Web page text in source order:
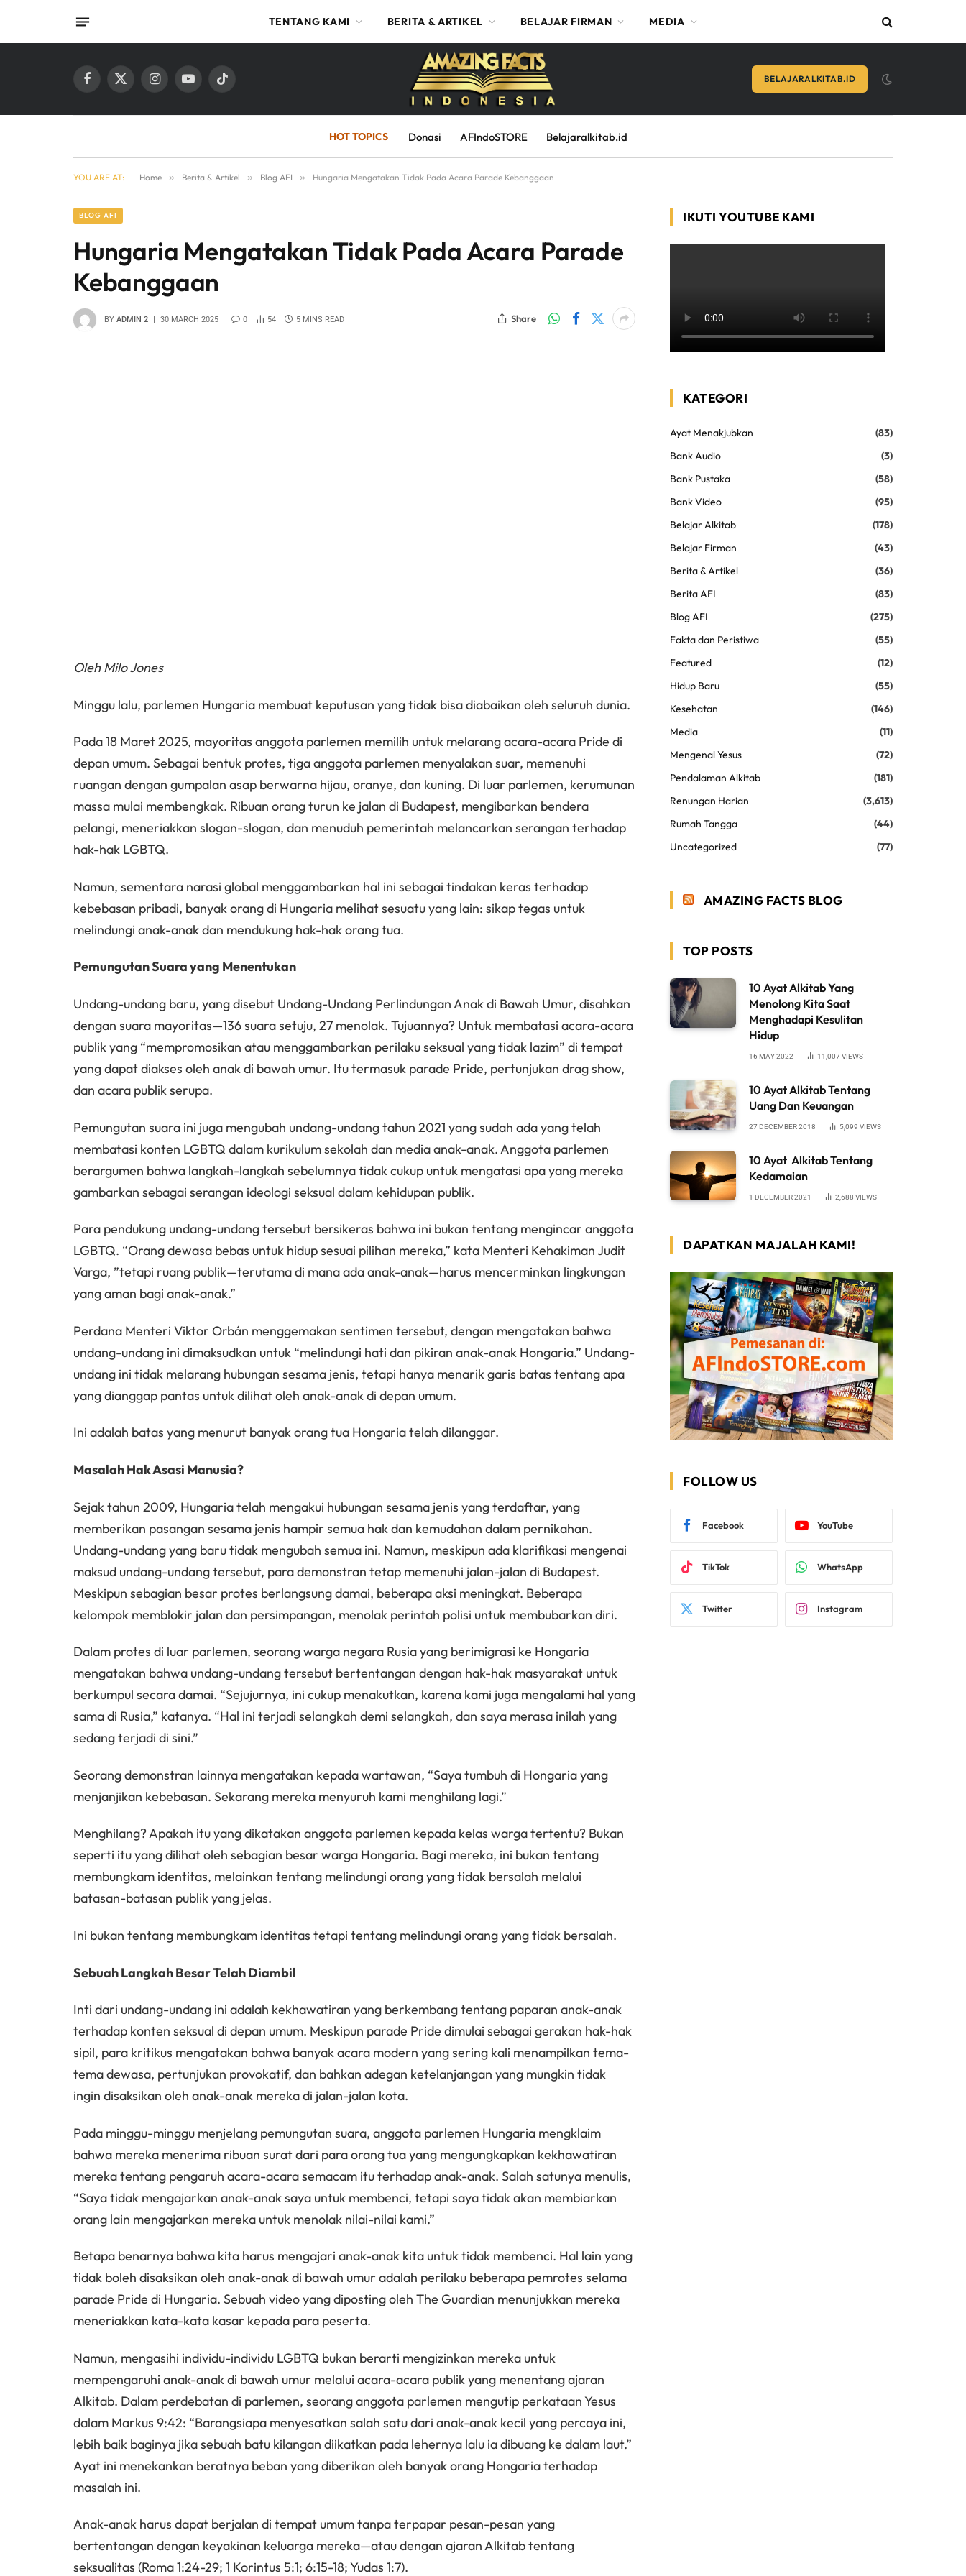
TENTANG KAMI BERITA & ARTIKEL BELAJAR FIRMAN MEDIA
Facebook
X
InstagramYouTubeTikTok BELAJARALKITAB.ID
HOT TOPICS Donasi AFIndoSTORE Belajaralkitab.id
YOU ARE AT: Home » Berita & Artikel » Blog AFI » Hungaria Mengatakan Tidak Pada Acara Parade Kebanggaan
BLOG AFI
Hungaria Mengatakan Tidak Pada Acara Parade
Kebanggaan
BY ADMIN 2 30 MARCH 2025 0 54 5 MINS READ Share
Oleh Milo Jones
Minggu lalu, parlemen Hungaria membuat keputusan yang tidak bisa diabaikan oleh seluruh dunia.
Pada 18 Maret 2025, mayoritas anggota parlemen memilih untuk melarang acara-acara Pride di
depan umum. Sebagai bentuk protes, tiga anggota parlemen menyalakan suar, memenuhi
ruangan dengan gumpalan asap berwarna hijau, oranye, dan kuning. Di luar parlemen, kerumunan
massa mulai membengkak. Ribuan orang turun ke jalan di Budapest, mengibarkan bendera
pelangi, meneriakkan slogan-slogan, dan menuduh pemerintah melancarkan serangan terhadap
hak-hak LGBTQ.
Namun, sementara narasi global menggambarkan hal ini sebagai tindakan keras terhadap
kebebasan pribadi, banyak orang di Hungaria melihat sesuatu yang lain: sikap tegas untuk
melindungi anak-anak dan mendukung hak-hak orang tua.
Pemungutan Suara yang Menentukan
Undang-undang baru, yang disebut Undang-Undang Perlindungan Anak di Bawah Umur, disahkan
dengan suara mayoritas—136 suara setuju, 27 menolak. Tujuannya? Untuk membatasi acara-acara
publik yang “mempromosikan atau menggambarkan perilaku seksual yang tidak lazim” di tempat
yang dapat diakses oleh anak di bawah umur. Itu termasuk parade Pride, pertunjukan drag show,
dan acara publik serupa.
Pemungutan suara ini juga mengubah undang-undang tahun 2021 yang sudah ada yang telah
membatasi konten LGBTQ dalam kurikulum sekolah dan media anak-anak. Anggota parlemen
berargumen bahwa langkah-langkah sebelumnya tidak cukup untuk mengatasi apa yang mereka
gambarkan sebagai serangan ideologi seksual dalam kehidupan publik.
Para pendukung undang-undang tersebut bersikeras bahwa ini bukan tentang mengincar anggota
LGBTQ. “Orang dewasa bebas untuk hidup sesuai pilihan mereka,” kata Menteri Kehakiman Judit
Varga, ”tetapi ruang publik—terutama di mana ada anak-anak—harus mencerminkan lingkungan
yang aman bagi anak-anak.”
Perdana Menteri Viktor Orbán menggemakan sentimen tersebut, dengan mengatakan bahwa
undang-undang ini dimaksudkan untuk “melindungi hati dan pikiran anak-anak Hongaria.” Undang-
undang ini tidak melarang hubungan sesama jenis, tetapi hanya menarik garis batas tentang apa
yang dianggap pantas untuk dilihat oleh anak-anak di depan umum.
Ini adalah batas yang menurut banyak orang tua Hongaria telah dilanggar.
Masalah Hak Asasi Manusia?
Sejak tahun 2009, Hungaria telah mengakui hubungan sesama jenis yang terdaftar, yang
memberikan pasangan sesama jenis hampir semua hak dan kemudahan dalam pernikahan.
Undang-undang yang baru tidak mengubah semua ini. Namun, meskipun ada klarifikasi mengenai
maksud undang-undang tersebut, para demonstran tetap memenuhi jalan-jalan di Budapest.
Meskipun sebagian besar protes berlangsung damai, beberapa aksi meningkat. Beberapa
kelompok memblokir jalan dan persimpangan, menolak perintah polisi untuk membubarkan diri.
Dalam protes di luar parlemen, seorang warga negara Rusia yang berimigrasi ke Hongaria
mengatakan bahwa undang-undang tersebut bertentangan dengan hak-hak masyarakat untuk
berkumpul secara damai. “Sejujurnya, ini cukup menakutkan, karena kami juga mengalami hal yang
sama di Rusia,” katanya. “Hal ini terjadi selangkah demi selangkah, dan saya merasa inilah yang
sedang terjadi di sini.”
Seorang demonstran lainnya mengatakan kepada wartawan, “Saya tumbuh di Hongaria yang
menjanjikan kebebasan. Sekarang mereka menyuruh kami menghilang lagi.”
Menghilang? Apakah itu yang dikatakan anggota parlemen kepada kelas warga tertentu? Bukan
seperti itu yang dilihat oleh sebagian besar warga Hongaria. Bagi mereka, ini bukan tentang
membungkam identitas, melainkan tentang melindungi orang yang tidak bersalah melalui
batasan-batasan publik yang jelas.
Ini bukan tentang membungkam identitas tetapi tentang melindungi orang yang tidak bersalah.
Sebuah Langkah Besar Telah Diambil
Inti dari undang-undang ini adalah kekhawatiran yang berkembang tentang paparan anak-anak
terhadap konten seksual di depan umum. Meskipun parade Pride dimulai sebagai gerakan hak-hak
sipil, para kritikus mengatakan bahwa banyak acara modern yang sering kali menampilkan tema-
tema dewasa, pertunjukan provokatif, dan bahkan adegan ketelanjangan yang mungkin tidak
ingin disaksikan oleh anak-anak mereka di jalan-jalan kota.
Pada minggu-minggu menjelang pemungutan suara, anggota parlemen Hungaria mengklaim
bahwa mereka menerima ribuan surat dari para orang tua yang mengungkapkan kekhawatiran
mereka tentang pengaruh acara-acara semacam itu terhadap anak-anak. Salah satunya menulis,
“Saya tidak mengajarkan anak-anak saya untuk membenci, tetapi saya tidak akan membiarkan
orang lain mengajarkan mereka untuk menolak nilai-nilai kami.”
Betapa benarnya bahwa kita harus mengajari anak-anak kita untuk tidak membenci. Hal lain yang
tidak boleh disaksikan oleh anak-anak di bawah umur adalah perilaku beberapa pemrotes selama
parade Pride di Hungaria. Sebuah video yang diposting oleh The Guardian menunjukkan mereka
meneriakkan kata-kata kasar kepada para peserta.
Namun, mengasihi individu-individu LGBTQ bukan berarti mengizinkan mereka untuk
mempengaruhi anak-anak di bawah umur melalui acara-acara publik yang menentang ajaran
Alkitab. Dalam perdebatan di parlemen, seorang anggota parlemen mengutip perkataan Yesus
dalam Markus 9:42: “Barangsiapa menyesatkan salah satu dari anak-anak kecil yang percaya ini,
lebih baik baginya jika sebuah batu kilangan diikatkan pada lehernya lalu ia dibuang ke dalam laut.”
Ayat ini menekankan beratnya beban yang diberikan oleh banyak orang Hongaria terhadap
masalah ini.
Anak-anak harus dapat berjalan di tempat umum tanpa terpapar pesan-pesan yang
bertentangan dengan keyakinan keluarga mereka—atau dengan ajaran Alkitab tentang
seksualitas (Roma 1:24-29; 1 Korintus 5:1; 6:15-18; Yudas 1:7).
IKUTI YOUTUBE KAMI
KATEGORI
Ayat Menakjubkan
(83)
Bank Audio
(3)
Bank Pustaka
(58)
Bank Video
(95)
Belajar Alkitab
(178)
Belajar Firman
(43)
Berita & Artikel
(36)
Berita AFI
(83)
Blog AFI
(275)
Fakta dan Peristiwa
(55)
Featured
(12)
Hidup Baru
(55)
Kesehatan
(146)
Media
(11)
Mengenal Yesus
(72)
Pendalaman Alkitab
(181)
Renungan Harian
(3,613)
Rumah Tangga
(44)
Uncategorized
(77)
AMAZING FACTS BLOG
TOP POSTS
10 Ayat Alkitab Yang
Menolong Kita Saat
Menghadapi Kesulitan
Hidup
16 MAY 2022 11,007 VIEWS
10 Ayat Alkitab Tentang
Uang Dan Keuangan
27 DECEMBER 2018 5,099 VIEWS
10 Ayat Alkitab Tentang
Kedamaian
1 DECEMBER 2021 2,688 VIEWS
DAPATKAN MAJALAH KAMI!
FOLLOW US
Facebook YouTube
TikTok WhatsApp
Twitter Instagram